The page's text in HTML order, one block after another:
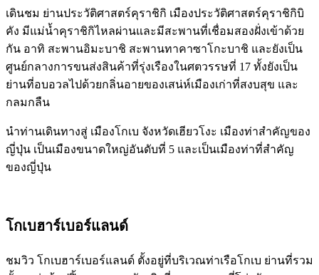
เดินชม ย่านประวัติศาสตร์คุราชิกิ เมืองประวัติศาสตร์คุราชิกิบิ
คัง มีแม่น้ำคุราชิกิไหลผ่านและมีสะพานที่เชื่อมสองฝั่งเข้าด้วย
กัน อาทิ สะพานอิมะบาชิ สะพานทาคาซาโกะบาชิ และยังเป็น
ศูนย์กลางการขนส่งสินค้าที่รุ่งเรืองในศตวรรษที่ 17 ทั้งยังเป็น
ย่านที่อบอวลไปด้วยกลิ่นอายของเสน่ห์เมืองเก่าที่สงบสุข และ
กลมกลืน
นำท่านเดินทางสู่ เมืองโกเบ จังหวัดเฮียวโงะ เมืองท่าสำคัญของ
ญี่ปุ่น เป็นเมืองขนาดใหญ่อันดับที่ 5 และเป็นเมืองท่าที่สำคัญ
ของญี่ปุ่น
โกเบฮาร์เบอร์แลนด์
ชมวิว โกเบฮาร์เบอร์แลนด์ ตั้งอยู่ที่บริเวณท่าเรือโกเบ ย่านที่รวม